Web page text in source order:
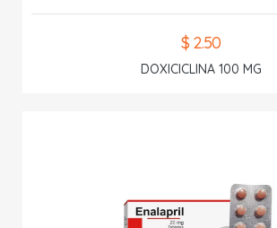
$ 2.50
DOXICICLINA 100 MG